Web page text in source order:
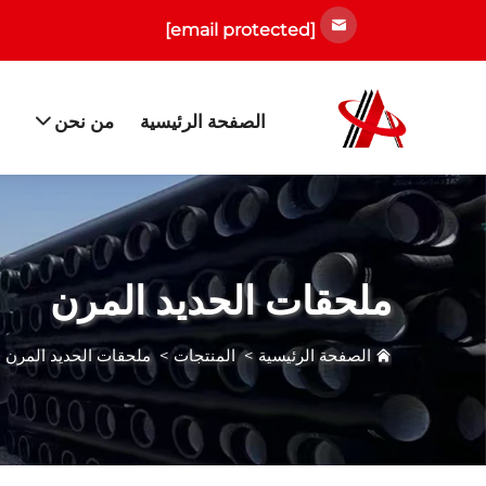
[email protected]
الصفحة الرئيسية من نحن
ملحقات الحديد المرن
الصفحة الرئيسية >المنتجات>ملحقات الحديد المرن